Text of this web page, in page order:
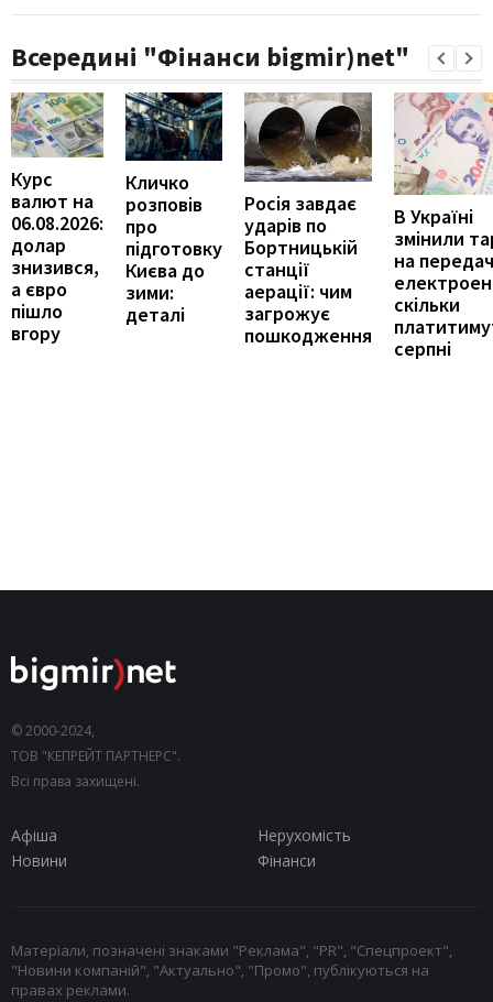
Всередині "Фінанси bigmir)net"
Курс
валют на
06.08.2026:
долар
знизився,
а євро
пішло
вгору
Кличко
розповів
про
підготовку
Києва до
зими:
деталі
Росія завдає
ударів по
Бортницькій
станції
аерації: чим
загрожує
пошкодження
В Україні
змінили
на
скільки
серпні
© 2000-2024,
ТОВ "КЕПРЕЙТ ПАРТНЕРС".
Всі права захищені.
Афіша
Нерухомість
Новини
Фінанси
Матеріали, позначені знаками "Реклама", "PR", "Спецпроект",
"Новини компаній", "Актуально", "Промо", публікуються на
правах реклами.